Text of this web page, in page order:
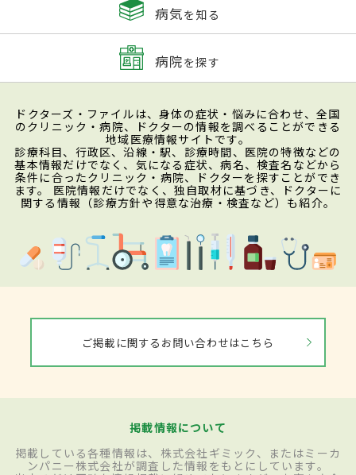
病気を知る
病院を探す
ドクターズ・ファイルは、身体の症状・悩みに合わせ、全国
のクリニック・病院、ドクターの情報を調べることができる
地域医療情報サイトです。
診療科目、行政区、沿線・駅、診療時間、医院の特徴などの
基本情報だけでなく、気になる症状、病名、検査名などから
条件に合ったクリニック・病院、ドクターを探すことができ
ます。 医院情報だけでなく、独自取材に基づき、ドクターに
関する情報（診療方針や得意な治療・検査など）も紹介。
ご掲載に関するお問い合わせはこちら
掲載情報について
掲載している各種情報は、株式会社ギミック、またはミーカ
ンパニー株式会社が調査した情報をもとにしています。